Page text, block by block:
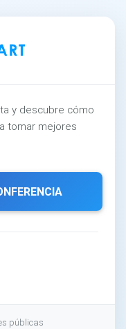
y descubre cómo
tomar mejores
públicas